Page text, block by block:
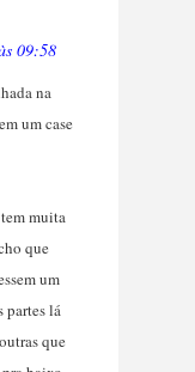
09:58
na
um case
muita
que
um
partes lá
que